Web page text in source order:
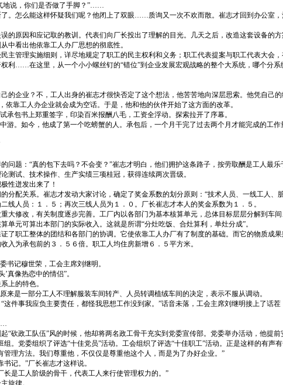
地说，你们是否做了手脚？”……
。怎么能这样怀疑我们呢？他闭上了双眼……质询又一次不欢而散。崔志才回到办公室，
的原因和应记取的教训。代表们向厂长投出了理解的目光。几天之后，改造这套设备的方
中看出他依靠工人办厂思想的彻底性。
主管理实施细则，详尽地规定了职工的民主权利和义务；职工代表提案与职工代表大会
利……在这里，从一个小小螺丝钉的“错位”到企业发展宏观战略的整个大系统，哪个分
的企业？不，工人出身的崔志才很快否定了这个想法，他苦苦地向深层思索。他凭自己
靠工人办企业就会成为空话。于是，他和他的伙伴开始了这方面的改革。
承包书上郑重签字，印染百米报酬八毛，工资全浮动。探索拉开了序幕。
游。如今，他成了第一个吃螃蟹的人。承包后，一个月干完了过去两个月才能完成的工
题：“真的包下去吗？不会变？”崔志才明白，他们拥护这条路子，按劳取酬是工人最乐
测试、技术操作、生产实绩三项桂冠，获得连续两次晋级。
性迸发出来了！
分配关系。崔志才发动大家讨论，确定了奖金系数的划分原则：“技术人员、一线工人
线人员：１．５；再次三线人员为１．０。厂长崔志才本人的奖金系数为１．５。
大修改，有关制度逐步完善。工厂内以各部门为基本核算单元，总体目标层层分解到车
元可算出本部门的实际收入。这就是所谓“分灶吃饭、合灶算利，单灶分成”。
了职工整体的团结和各部门的协调。它使依靠工人办厂有了制度的基础。而它的物质成
入为承包前的３．５６倍。职工人均住房新增６．５平方米。
书记穆世荣，工会主席刘继明。
真像热恋中的情侣”。
上的特色。
是一部分工人不理解服装车间转产、人员转调植绒车间的决定，表示不服从调动。
这件事我应负主要责任，都怪我思想工作没到家。”话音未落，工会主席刘继明接上了
“砍政工队伍”风的时候，他却将两名政工骨干充实到党委宣传部。党委举办活动，他提
。党委组织了评选“十佳党员”活动。工会组织了评选“十佳职工”活动。正是这样的有
理方法。我们尊重他，不仅仅是尊重他这个人，而是为了办好企业。”
记。”厂长崔志才这样说。
是工人阶级的骨干，代表工人来行使管理权力的。”
旋律。